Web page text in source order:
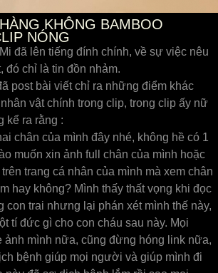
KHÔNG BAMBOO
NÓNG
đã lên tiếng đính chính, về sự việc nêu
đó chỉ là tin đồn nhảm.
post bài viết chỉ ra những điểm khác
vật chính trong clip, trong clip ấy nữ
kể ra rằng :
chân của mình đây nhé, không hề có 1
muốn xin ảnh full chân của mình hoặc
trang cá nhân của mình mà xem chân
hay không? Mình thấy thất vọng khi đọc
con trai nhưng lại phán xét mình thế này,
tí đức gì cho con cháu sau này. Mọi
mình nữa, cũng đừng hóng link nữa,
bệnh giúp mọi người và giúp mình đi